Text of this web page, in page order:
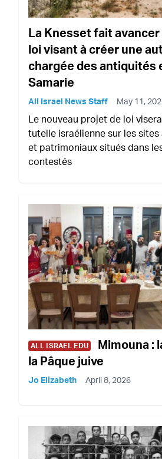
La Knesset fait
loi visant à créer une
chargée des antiquités
Samarie
All Israel News Staff May 11,
Le nouveau projet de loi
tutelle israélienne sur les
et patrimoniaux situés dans
contestés
ALL ISRAEL EDU
Mimouna :
la Pâque juive
Jo Elizabeth April 8, 2026